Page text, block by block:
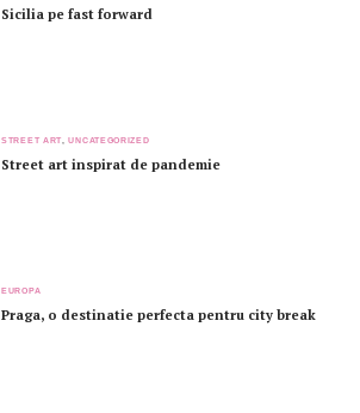
Sicilia pe fast forward
STREET ART UNCATEGORIZED
Street art inspirat de pandemie
EUROPA
Praga, o destinatie perfecta pentru city break